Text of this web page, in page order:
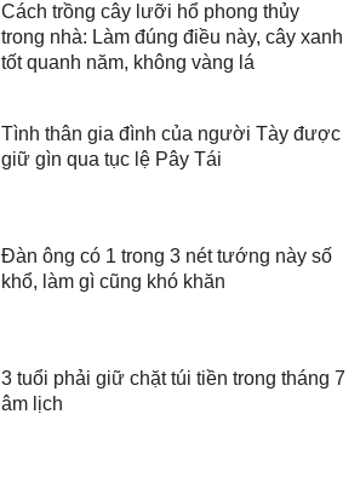
Cách trồng cây lưỡi hổ phong thủy
trong nhà: Làm đúng điều này, cây xanh
tốt quanh năm, không vàng lá
Tình thân gia đình của người Tày được
giữ gìn qua tục lệ Pây Tái
Đàn ông có 1 trong 3 nét tướng này số
khổ, làm gì cũng khó khăn
3 tuổi phải giữ chặt túi tiền trong tháng 7
âm lịch